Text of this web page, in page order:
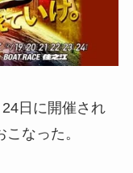
日に開催され
こなった。